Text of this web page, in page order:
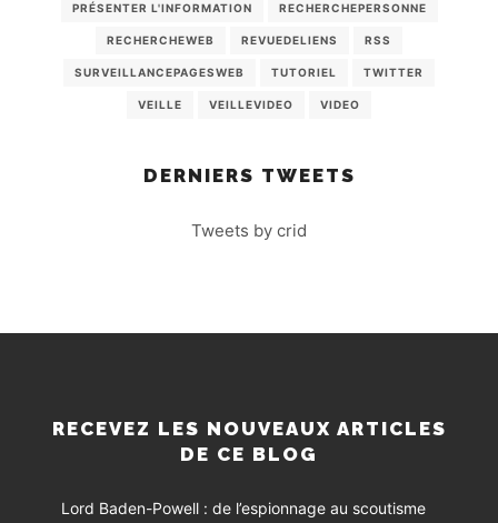
PRÉSENTER L'INFORMATION RECHERCHEPERSONNE
RECHERCHEWEB REVUEDELIENS RSS
SURVEILLANCEPAGESWEB TUTORIEL TWITTER
VEILLE VEILLEVIDEO VIDEO
DERNIERS TWEETS
Tweets by crid
RECEVEZ LES NOUVEAUX ARTICLES
DE CE BLOG
Lord Baden-Powell : de l’espionnage au scoutisme